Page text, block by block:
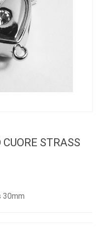
STRASS
30mm